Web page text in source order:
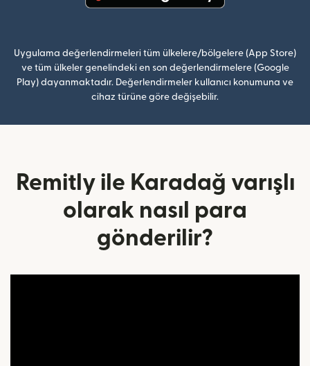
Uygulama değerlendirmeleri tüm ülkelere/bölgelere (App Store)
ve tüm ülkeler genelindeki en son değerlendirmelere (Google
Play) dayanmaktadır. Değerlendirmeler kullanıcı konumuna ve
cihaz türüne göre değişebilir.
Remitly ile Karadağ varışlı
olarak nasıl para
gönderilir?